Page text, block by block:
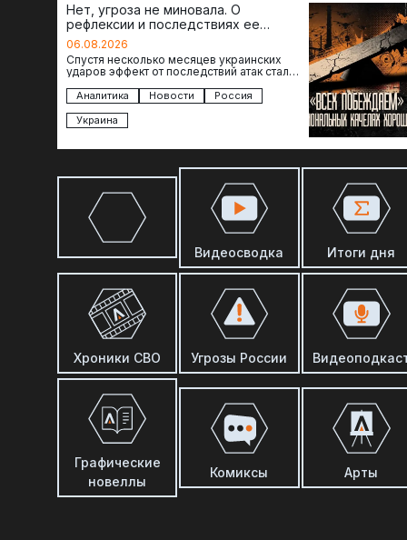
Нет, угроза не миновала. О
рефлексии и последствиях ее
отсутствия
06.08.2026
Спустя несколько месяцев украинских
ударов эффект от последствий атак стал
коллапса розничной торговли не…
Аналитика Новости
Россия
Украина
Видеосводка Итоги дня
Хроники СВО Угрозы России
Графические
новеллы
Комиксы Арты